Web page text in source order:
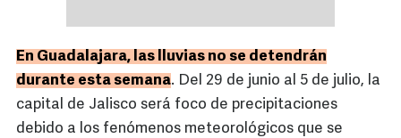
En Guadalajara, las lluvias no se detendrán
durante esta semana. Del 29 de junio al 5 de julio, la
capital de Jalisco será foco de precipitaciones
debido a los fenómenos meteorológicos que se